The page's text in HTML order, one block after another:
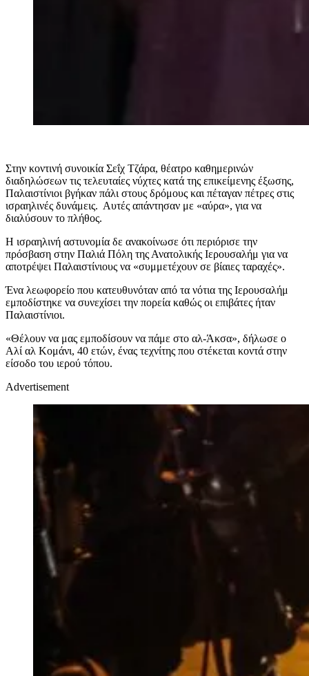
Στην κοντινή συνοικία Σεΐχ Τζάρα, θέατρο καθημερινών
διαδηλώσεων τις τελευταίες νύχτες κατά της επικείμενης έξωσης,
Παλαιστίνιοι βγήκαν πάλι στους δρόμους και πέταγαν πέτρες στις
ισραηλινές δυνάμεις. Αυτές απάντησαν με «αύρα», για να
διαλύσουν το πλήθος.
Η ισραηλινή αστυνομία δε ανακοίνωσε ότι περιόρισε την
πρόσβαση στην Παλιά Πόλη της Ανατολικής Ιερουσαλήμ για να
αποτρέψει Παλαιστίνιους να «συμμετέχουν σε βίαιες ταραχές».
Ένα λεωφορείο που κατευθυνόταν από τα νότια της Ιερουσαλήμ
εμποδίστηκε να συνεχίσει την πορεία καθώς οι επιβάτες ήταν
Παλαιστίνιοι.
«Θέλουν να μας εμποδίσουν να πάμε στο αλ-Άκσα», δήλωσε ο
Αλί αλ Κομάνι, 40 ετών, ένας τεχνίτης που στέκεται κοντά στην
είσοδο του ιερού τόπου.
Advertisement